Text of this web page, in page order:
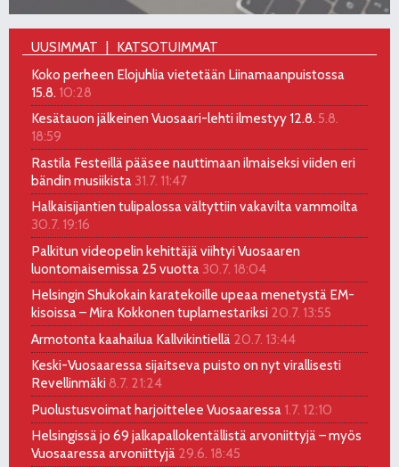
UUSIMMAT
KATSOTUIMMAT
Koko perheen Elojuhlia vietetään Liinamaanpuistossa
15.8. 10:28
Kesätauon jälkeinen Vuosaari-lehti ilmestyy 12.8. 5.8.
18:59
Rastila Festeillä pääsee nauttimaan ilmaiseksi viiden eri
bändin musiikista 31.7. 11:47
Halkaisijantien tulipalossa vältyttiin vakavilta vammoilta
30.7. 19:16
Palkitun videopelin kehittäjä viihtyi Vuosaaren
luontomaisemissa 25 vuotta 30.7. 18:04
Helsingin Shukokain karatekoille upeaa menetystä EM-
kisoissa – Mira Kokkonen tuplamestariksi 20.7. 13:55
Armotonta kaahailua Kallvikintiellä 20.7. 13:44
Keski-Vuosaaressa sijaitseva puisto on nyt virallisesti
Revellinmäki 8.7. 21:24
Puolustusvoimat harjoittelee Vuosaaressa 1.7. 12:10
Helsingissä jo 69 jalkapallokentällistä arvoniittyjä – myös
Vuosaaressa arvoniittyjä 29.6. 18:45